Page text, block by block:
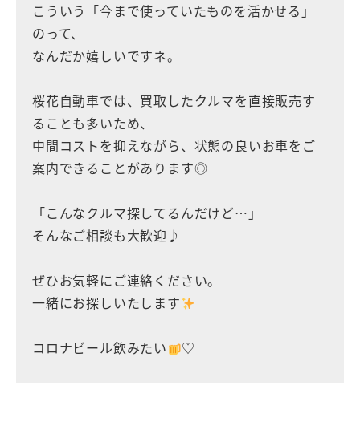
こういう「今まで使っていたものを活かせる」
のって、
なんだか嬉しいですネ。
桜花自動車では、買取したクルマを直接販売す
ることも多いため、
中間コストを抑えながら、状態の良いお車をご
案内できることがあります◎
「こんなクルマ探してるんだけど…」
そんなご相談も大歓迎♪
ぜひお気軽にご連絡ください。
一緒にお探しいたします
コロナビール飲みたい ♡